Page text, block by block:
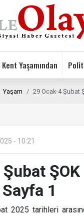
Kent Yaşamından
Yaşam 29 Ocak-4 Şubat
- 10:21
1
2025 tarihleri